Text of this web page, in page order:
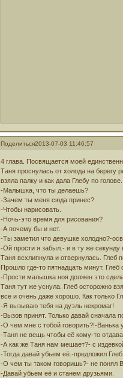
Поделиться2013-07-03 11:46:57
4 глава. Посвящается моей
Таня проснулась от холода на берегу
взяла палку и как дала Глебу по
-Малышка, что ты делаешь?
-Зачем ты меня сюда принес?
-Чтобы нарисовать.
-Ночь-это время для рисования?
-А почему бы и нет.
-Ты заметил что девушке холодно?-
-Ой прости я забыл.- и в ту же секунду
Таня всхлипнула и отвернулась. Глеб
Прошло где-то пятнадцать минут. Глеб
-Прости малышка ноя должен это
Таня тут же уснула. Глеб осторожно
все и очень даже хорошо. Как только
-Я вызываю тебя на дуэль некромаг!
-Вызов принят. Только давай сначала
-О чем мне с тобой говорить?!-
-Таня не вещь чтобы её кому-то
-А как же Таня нам мешает?- с
-Тогда давай убьем её.-предложил
-О чем ты таком говоришь?- не понял
-Давай убьем её и станем друзьями.